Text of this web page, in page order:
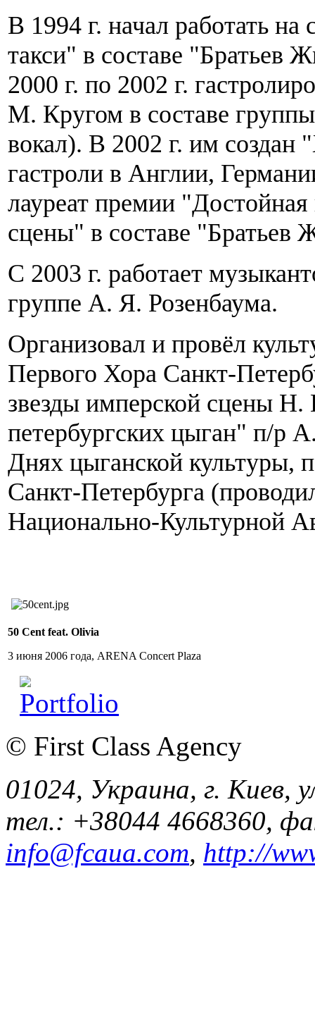
В 1994 г. начал работать
такси" в составе "Братьев
2000 г. по 2002 г.
М. Кругом в составе
вокал). В 2002 г. им создан
гастроли в Англии,
лауреат премии
сцены" в составе
С 2003 г. работает
группе А. Я. Розенбаума.
Организовал и провёл
Первого Хора Санкт-
звезды имперской сцены
петербургских цыган" п/р
Днях цыганской культуры,
Санкт-Петербурга
Национально-Культурной
50 Cent feat. Olivia
3 июня 2006 года, ARENA Concert Plaza
© First Class Agency
01024, Украина, г. Киев,
тел.: +38044 4668360,
info@fcaua.com, http://